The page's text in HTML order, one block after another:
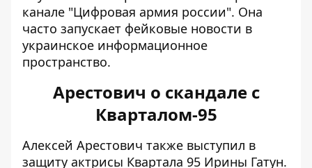
канале "Цифровая армия россии". Она
часто запускает фейковые новости в
украинское информационное
пространство.
Арестович о скандале с
Кварталом-95
Алексей Арестович также выступил в
защиту актрисы Квартала 95 Ирины Гатун.